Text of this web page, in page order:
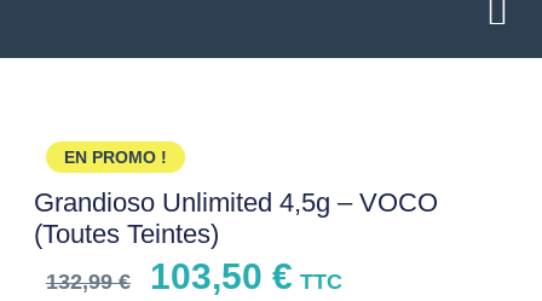
EN PROMO !
Grandioso Unlimited 4,5g – VOCO
(Toutes Teintes)
132,99€ 103,50 € TTC